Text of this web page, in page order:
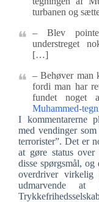
turbanen og
– Blev
understreget
[…]
– Behøver man
fordi man har
fundet noget
Muhammed-
I kommentarerne
med vendinger
terrorister”. Det er
at gøre status
disse spørgsmål,
overdriver
udmarvende